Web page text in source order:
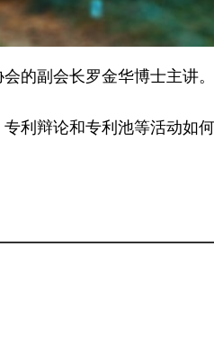
的副会长罗金华博士主讲。
利辩论和专利池等活动如